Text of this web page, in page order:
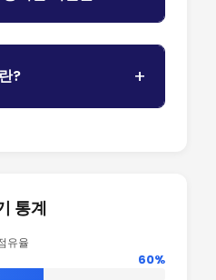
?
통계
유율
60%